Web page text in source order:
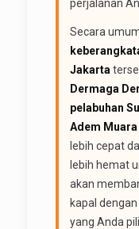
perjalanan
Secara
Jakarta
Dermaga
pelabuhan
Adem
lebih cepat
lebih hemat
akan
kapal
yang Anda